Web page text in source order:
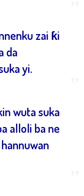
zai ƙi
da
yi.
wuta suka
alloli ba ne